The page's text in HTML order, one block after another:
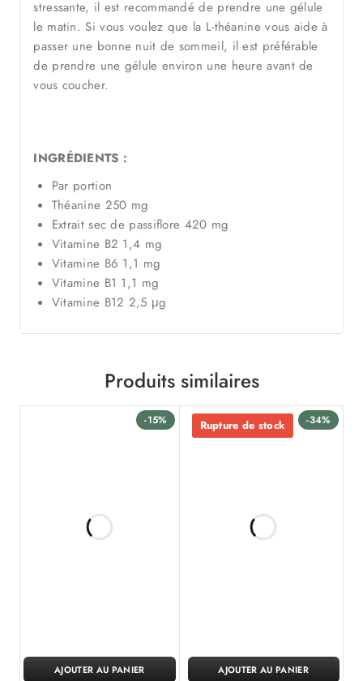
stressante, il est recommandé de prendre une gélule
le matin. Si vous voulez que la L-théanine vous aide à
passer une bonne nuit de sommeil, il est préférable
de prendre une gélule environ une heure avant de
vous coucher.
INGRÉDIENTS :
Par portion
Théanine 250 mg
Extrait sec de passiflore 420 mg
Vitamine B2 1,4 mg
Vitamine B6 1,1 mg
Vitamine B1 1,1 mg
Vitamine B12 2,5 μg
Produits similaires
-15%
AJOUTER AU PANIER
-34%
Rupture de stock
AJOUTER AU PANIER